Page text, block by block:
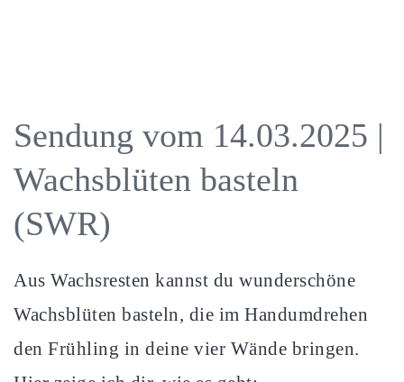
Sendung vom 14.03.2025 |
Wachsblüten basteln
(SWR)
Aus Wachsresten kannst du wunderschöne
Wachsblüten basteln, die im Handumdrehen
den Frühling in deine vier Wände bringen.